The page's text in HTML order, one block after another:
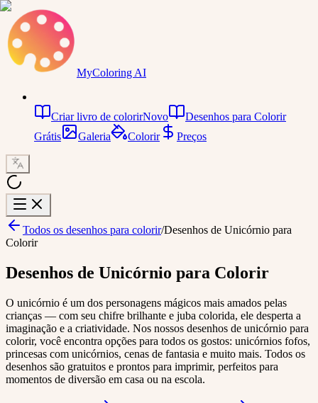
MyColoring AI
Criar livro de colorirNovo
Desenhos para Colorir
Grátis
Galeria Colorir Preços
Todos os desenhos para colorir/Desenhos de Unicórnio para
Colorir
Desenhos de Unicórnio para Colorir
O unicórnio é um dos personagens mágicos mais amados pelas
crianças — com seu chifre brilhante e juba colorida, ele desperta a
imaginação e a criatividade. Nos nossos desenhos de unicórnio para
colorir, você encontra opções para todos os gostos: unicórnios fofos,
princesas com unicórnios, cenas de fantasia e muito mais. Todos os
desenhos são gratuitos e prontos para imprimir, perfeitos para
momentos de diversão em casa ou na escola.